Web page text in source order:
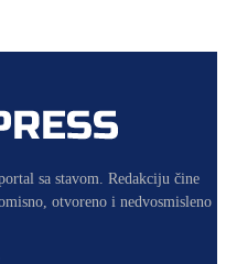
sa stavom. Redakciju čine
otvoreno i nedvosmisleno